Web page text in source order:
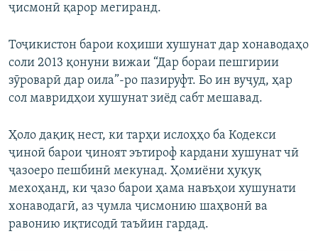
ҷисмонӣ қарор мегиранд.
Тоҷикистон барои коҳиши хушунат дар хонаводаҳо
соли 2013 қонуни вижаи “Дар бораи пешгирии
зӯроварӣ дар оила”-ро пазируфт. Бо ин вуҷуд, ҳар
сол мавридҳои хушунат зиёд сабт мешавад.
Ҳоло дақиқ нест, ки тарҳи ислоҳҳо ба Кодекси
ҷиноӣ барои ҷиноят эътироф кардани хушунат чӣ
ҷазоеро пешбинӣ мекунад. Ҳомиёни ҳуқуқ
мехоҳанд, ки ҷазо барои ҳама навъҳои хушунати
хонаводагӣ, аз ҷумла ҷисмонию шаҳвонӣ ва
равонию иқтисодӣ таъйин гардад.